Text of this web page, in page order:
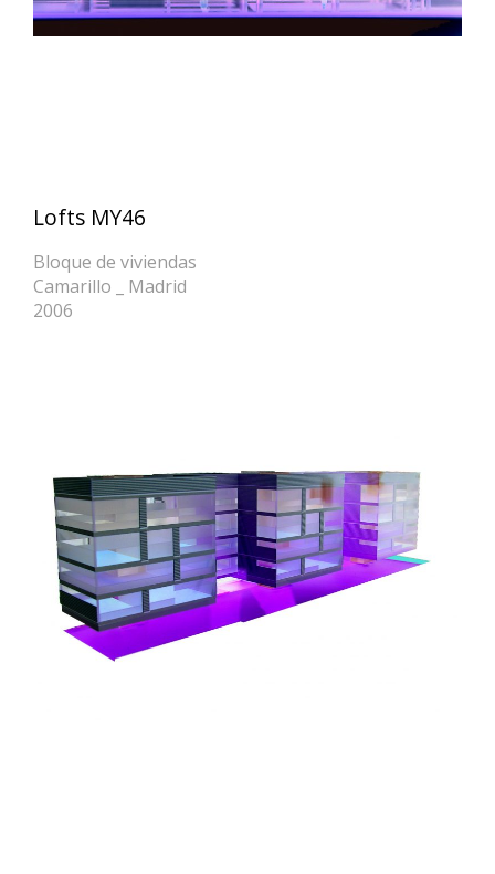
Lofts MY46
Bloque de viviendas
Camarillo _ Madrid
2006